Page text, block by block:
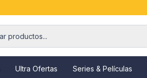
Ultra Ofertas Series & Películas